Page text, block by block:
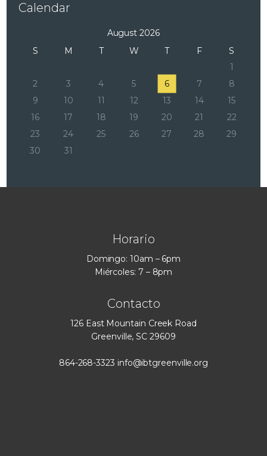
Calendar
August 2026
S
M T W T F
S
1
2
3 4 5 6 7
8
9
10 11 12 13 14
15
16
17 18 19 20 21
22
23
24 25 26 27 28
29
30
31
Horario
Domingo: 10am – 6pm
Miércoles: 7 – 8pm
Contacto
126 East Mountain Creek Road
Greenville, SC 29609
864-268-3323 info@ibtgreenville.org